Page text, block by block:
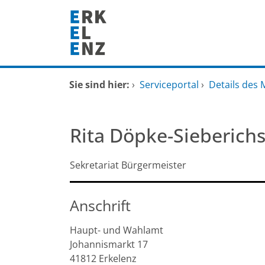
Zum Hauptinhalt springen
Startseite
Mitarbeitende A-Z
FAQ
Sie sind hier: › Serviceportal › Details des
Rita Döpke-Sieberichs
Sekretariat Bürgermeister
Anschrift
Haupt- und Wahlamt
Johannismarkt 17
41812 Erkelenz